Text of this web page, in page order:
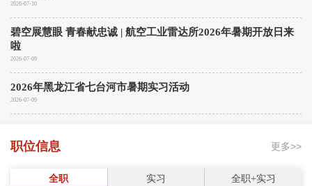
2026-07-10
碧空展慧眼 青春献忠诚 | 航空工业雷达所2026年暑期开放日来
啦
2026-07-09
2026年黑龙江省七台河市暑期实习活动
2026-07-09
职位信息 更多>>
全职 实习 全职+实习